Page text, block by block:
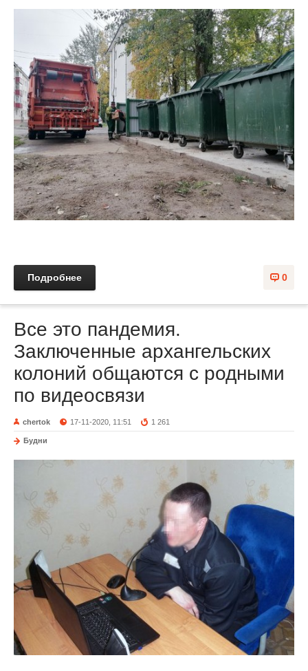
0
Подробнее
Все это пандемия.
Заключенные архангельских
колоний общаются с родными
по видеосвязи
chertok 17-11-2020, 11:51 1 261
Будни